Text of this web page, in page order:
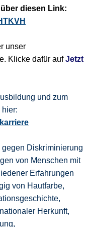
über diesen Link:
unser
Klicke dafür aufJetzt
und zum
hier:
Diskriminierung
von Menschen mit
Erfahrungen
von Hautfarbe,
Herkunft,